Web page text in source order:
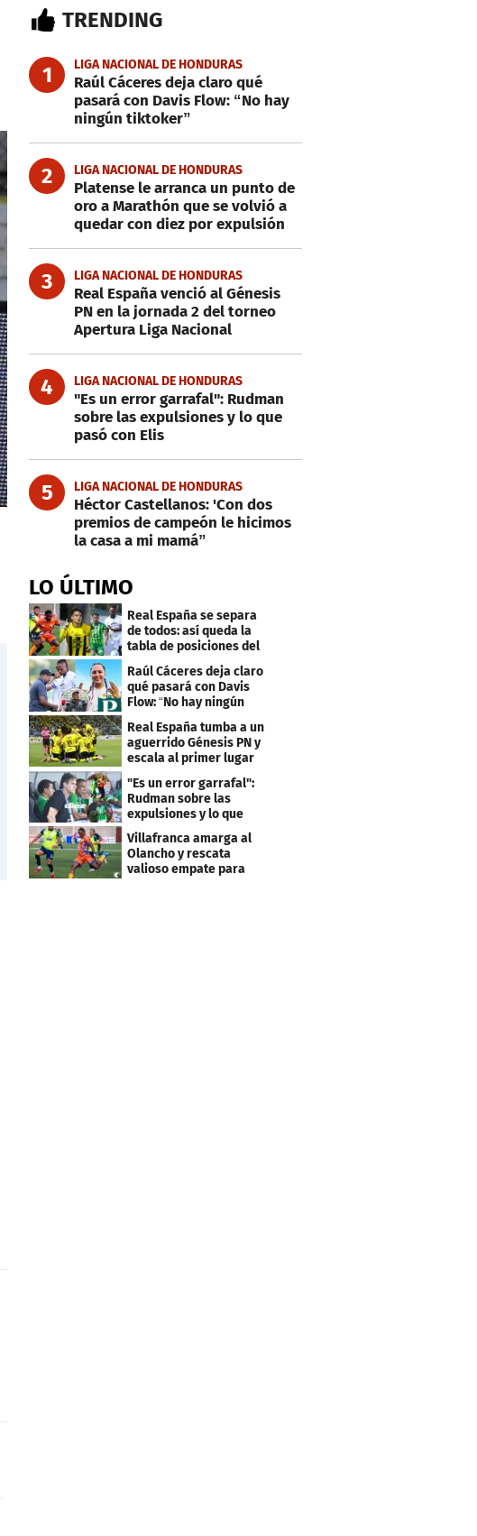
TRENDING
1 LIGA NACIONAL DE HONDURAS
Raúl Cáceres deja claro qué
pasará con Davis Flow: “No hay
ningún tiktoker”
2 LIGA NACIONAL DE HONDURAS
Platense le arranca un punto de
oro a Marathón que se volvió a
quedar con diez por expulsión
3 LIGA NACIONAL DE HONDURAS
Real España venció al Génesis
PN en la jornada 2 del torneo
Apertura Liga Nacional
4 LIGA NACIONAL DE HONDURAS
"Es un error garrafal": Rudman
sobre las expulsiones y lo que
pasó con Elis
5 LIGA NACIONAL DE HONDURAS
Héctor Castellanos: 'Con dos
premios de campeón le hicimos
la casa a mi mamá”
LO ÚLTIMO
Real España se separa
de todos: así queda la
tabla de posiciones del
Apertura 2026
Raúl Cáceres deja claro
qué pasará con Davis
Flow: “No hay ningún
tiktoker”
Real España tumba a un
aguerrido Génesis PN y
escala al primer lugar
"Es un error garrafal":
Rudman sobre las
expulsiones y lo que
pasó con Elis
Villafranca amarga al
Olancho y rescata
valioso empate para